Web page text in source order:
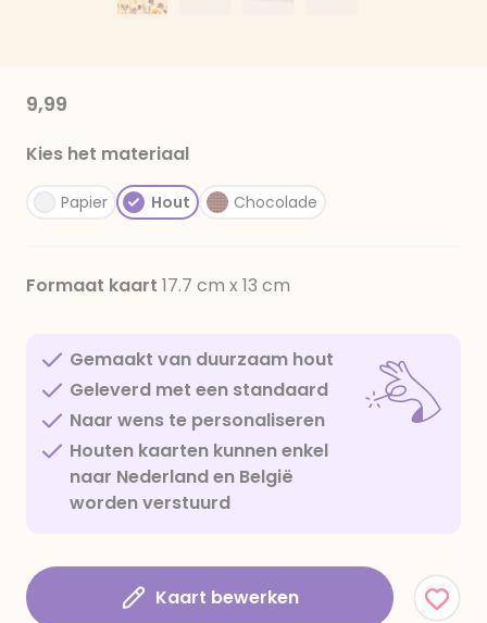
9,99
Kies het materiaal
Papier Hout Chocolade
Formaat kaart 17.7 cm x 13 cm
Gemaakt van duurzaam hout
Geleverd met een standaard
Naar wens te personaliseren
Houten kaarten kunnen enkel
naar Nederland en België
worden verstuurd
Kaart bewerken